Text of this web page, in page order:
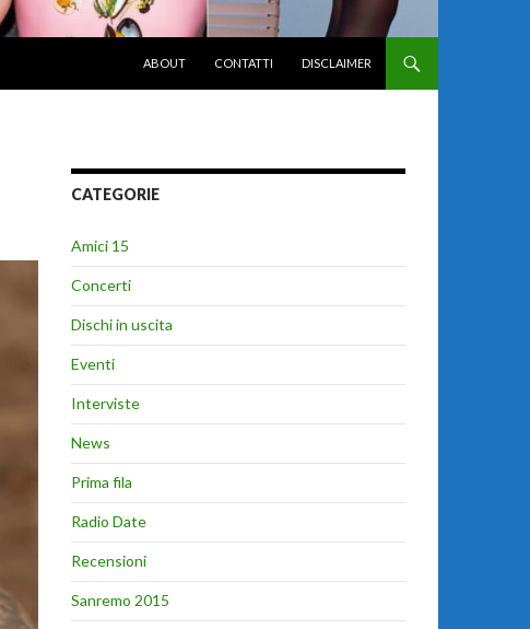
ABOUT
CONTATTI DISCLAIMER
CATEGORIE
Amici 15
Concerti
Dischi in uscita
Eventi
Interviste
News
Prima fila
Radio Date
Recensioni
Sanremo 2015